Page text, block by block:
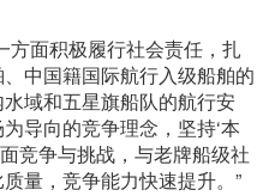
方面积极履行社会责任，扎
中国籍国际航行入级船舶的
域和五星旗船队的航行安
导向的竞争理念，坚持‘本
竞争与挑战，与老牌船级社
量，竞争能力快速提升。”